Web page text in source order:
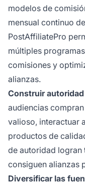
modelos de
mensual continuo
PostAffiliatePro
múltiples
comisiones y
alianzas.
Construir
audiencias
valioso, interactuar
productos de
de autoridad logran
consiguen alianzas
Diversificar las